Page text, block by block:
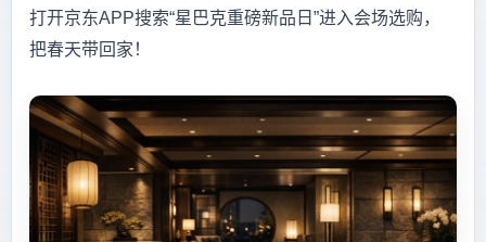
打开京东APP搜索“星巴克重磅新品日”进入会场选购，
把春天带回家！